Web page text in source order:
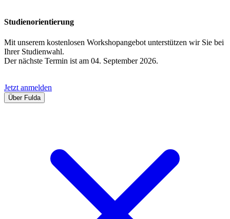
Studienorientierung
Mit unserem kostenlosen Workshopangebot unterstützen wir Sie bei
Ihrer Studienwahl.
Der nächste Termin ist am 04. September 2026.
Jetzt anmelden
Über Fulda